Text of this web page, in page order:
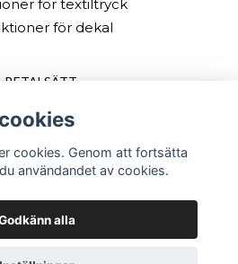
för textiltryck
för dekal
BETALSÄTT
cookies. Genom att fortsätta
användandet av cookies.
alla